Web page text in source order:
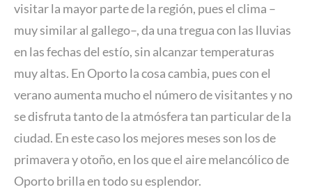
visitar la mayor parte de la región, pues el clima –
muy similar al gallego–, da una tregua con las lluvias
en las fechas del estío, sin alcanzar temperaturas
muy altas. En Oporto la cosa cambia, pues con el
verano aumenta mucho el número de visitantes y no
se disfruta tanto de la atmósfera tan particular de la
ciudad. En este caso los mejores meses son los de
primavera y otoño, en los que el aire melancólico de
Oporto brilla en todo su esplendor.